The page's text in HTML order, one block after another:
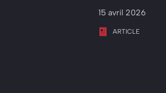
15 avril 2026
ARTICLE